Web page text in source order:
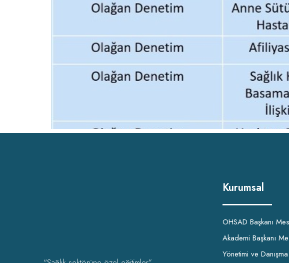
Kurumsal
OHSAD Başkanı
Akademi Başkanı
Yönetimi ve